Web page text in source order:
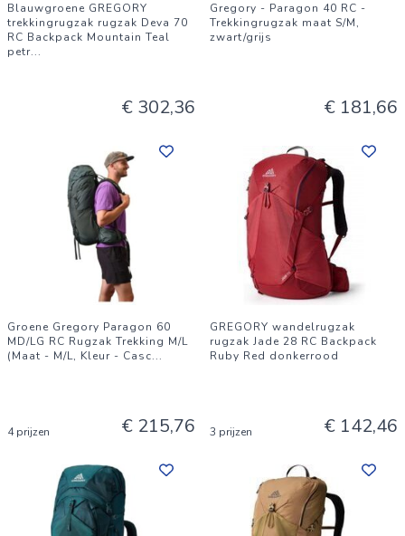
Blauwgroene GREGORY
trekkingrugzak rugzak Deva 70
RC Backpack Mountain Teal
petr...
€ 302,36
Gregory - Paragon 40 RC -
Trekkingrugzak maat S/M,
zwart/grijs
€ 181,66
Groene Gregory Paragon 60
MD/LG RC Rugzak Trekking M/L
(Maat - M/L, Kleur - Casc...
4 prijzen € 215,76
GREGORY wandelrugzak
rugzak Jade 28 RC Backpack
Ruby Red donkerrood
3 prijzen € 142,46